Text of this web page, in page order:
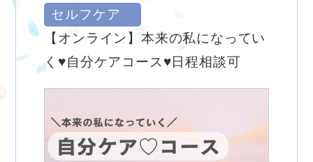
セルフケア
【オンライン】本来の私になってい
く♥自分ケアコース♥日程相談可